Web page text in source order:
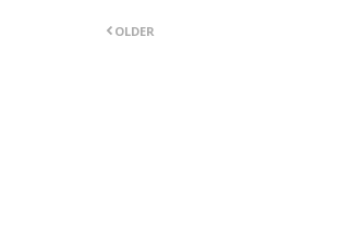
OLDER